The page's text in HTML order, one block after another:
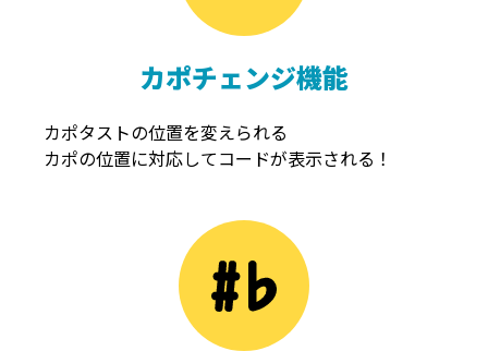
カポチェンジ機能
カポタストの位置を変えられる
カポの位置に対応してコードが表示される！